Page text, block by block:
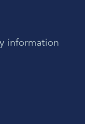
information